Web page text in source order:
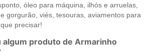
óleo para máquina, ilhós e arruelas,
gorgurão, viés, tesouras, aviamentos para
precisar!
algum produto de Armarinho